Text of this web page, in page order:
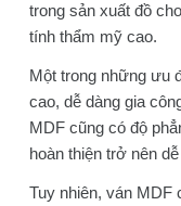
trong sản xuất đồ
tính thẩm mỹ cao.
Một trong những ưu
cao, dễ dàng gia
MDF cũng có độ
hoàn thiện trở nên
Tuy nhiên, ván